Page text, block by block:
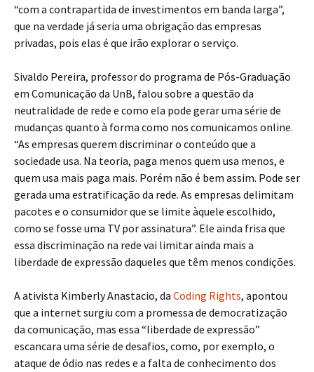
“com a contrapartida de investimentos em banda larga”,
que na verdade já seria uma obrigação das empresas
privadas, pois elas é que irão explorar o serviço.
Sivaldo Pereira, professor do programa de Pós-Graduação
em Comunicação da UnB, falou sobre a questão da
neutralidade de rede e como ela pode gerar uma série de
mudanças quanto à forma como nos comunicamos online.
“As empresas querem discriminar o conteúdo que a
sociedade usa. Na teoria, paga menos quem usa menos, e
quem usa mais paga mais. Porém não é bem assim. Pode ser
gerada uma estratificação da rede. As empresas delimitam
pacotes e o consumidor que se limite àquele escolhido,
como se fosse uma TV por assinatura”. Ele ainda frisa que
essa discriminação na rede vai limitar ainda mais a
liberdade de expressão daqueles que têm menos condições.
A ativista Kimberly Anastacio, da Coding Rights, apontou
que a internet surgiu com a promessa de democratização
da comunicação, mas essa “liberdade de expressão”
escancara uma série de desafios, como, por exemplo, o
ataque de ódio nas redes e a falta de conhecimento dos